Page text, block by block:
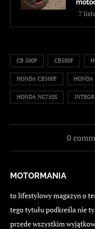
7
CB 500F CB500F
HONDA CB500F HONDA
HONDA NC750S
0
MOTORMANIA
to lifestylowy magazyn o
tego tytułu podkreśla nie
przede wszystkim